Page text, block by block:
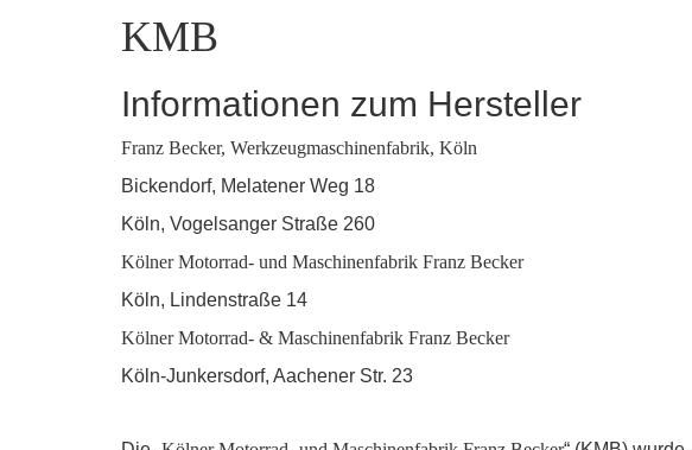
KMB
Informationen zum Hersteller
Franz Becker, Werkzeugmaschinenfabrik, Köln
Bickendorf, Melatener Weg 18
Köln, Vogelsanger Straße 260
Kölner Motorrad- und Maschinenfabrik Franz Becker
Köln, Lindenstraße 14
Kölner Motorrad- & Maschinenfabrik Franz Becker
Köln-Junkersdorf, Aachener Str.